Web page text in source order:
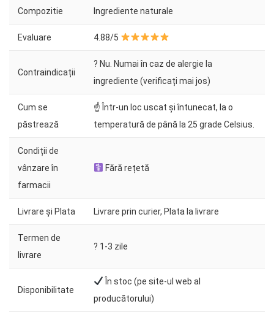
Compozitie Ingrediente naturale
Evaluare 4.88/5
Contraindicații
? Nu. Numai în caz de alergie la
ingrediente (verificați mai jos)
Cum se
păstrează
☝ Într-un loc uscat și întunecat, la o
temperatură de până la 25 grade Celsius.
Condiții de
vânzare în
farmacii
Fără rețetă
Livrare și Plata Livrare prin curier, Plata la livrare
Termen de
livrare
?️ 1-3 zile
Disponibilitate
În stoc (pe site-ul web al
producătorului)